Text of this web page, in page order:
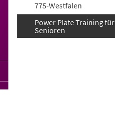
775-Westfalen
Power Plate Training für
Senioren